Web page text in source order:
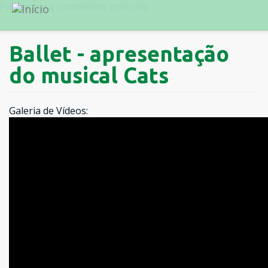
Passar para o conteúdo principal
Ballet - apresentação
do musical Cats
Galeria de Vídeos: